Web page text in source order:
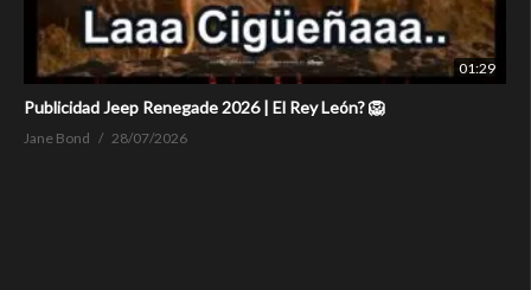
01:29
Publicidad Jeep Renegade 2026 | El Rey León? 🦁
Jane Bond 28/07/2026